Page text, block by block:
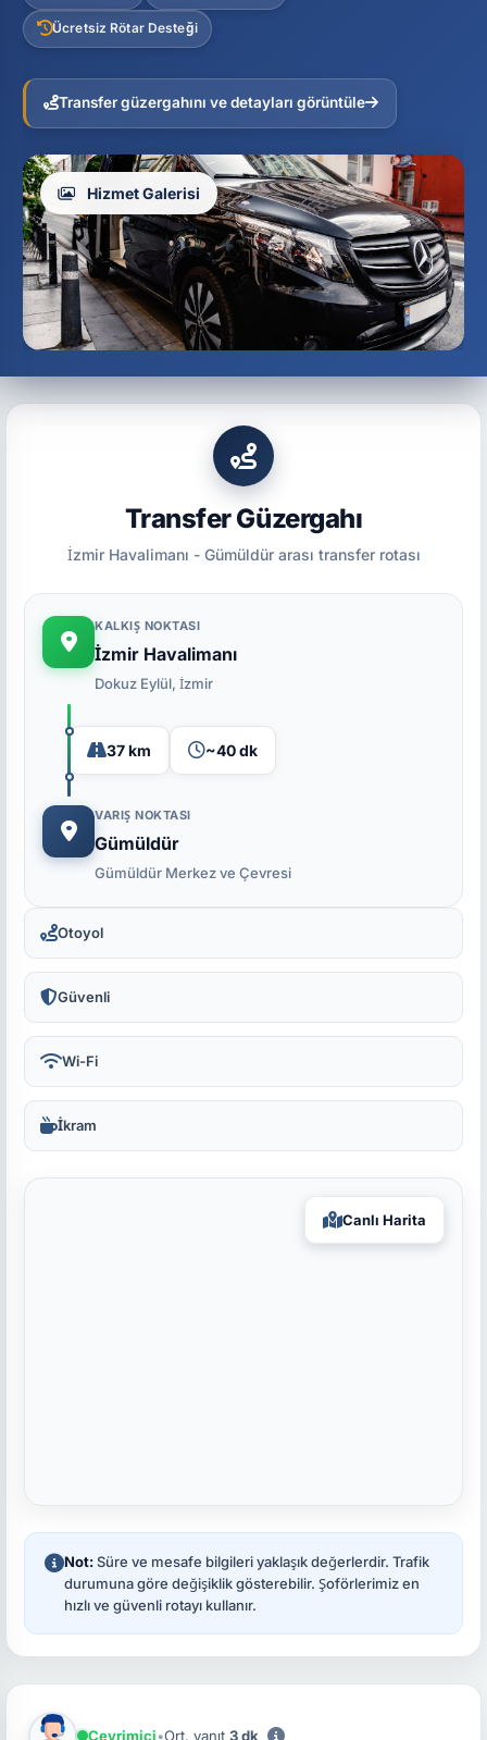
Ücretsiz Rötar Desteği
Transfer güzergahını ve detayları görüntüle
Hizmet Galerisi
Transfer Güzergahı
İzmir Havalimanı - Gümüldür arası transfer rotası
KALKIŞ NOKTASI
İzmir Havalimanı
Dokuz Eylül, İzmir
37 km ~40 dk
VARIŞ NOKTASI
Gümüldür
Gümüldür Merkez ve Çevresi
Otoyol
Güvenli
Wi-Fi
İkram
Canlı Harita
Not:Süre ve mesafe bilgileri yaklaşık değerlerdir. Trafik
durumuna göre değişiklik gösterebilir. Şoförlerimiz en
hızlı ve güvenli rotayı kullanır.
Çevrimiçi•Ort. yanıt 3 dk